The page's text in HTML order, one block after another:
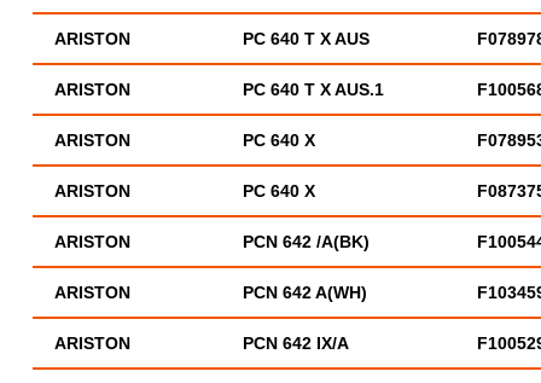
ARISTON PC 640 T X AUS
ARISTON PC 640 T X AUS.1
ARISTON PC 640 X
ARISTON PC 640 X
ARISTON PCN 642 /A(BK)
ARISTON PCN 642 A(WH)
ARISTON PCN 642 IX/A